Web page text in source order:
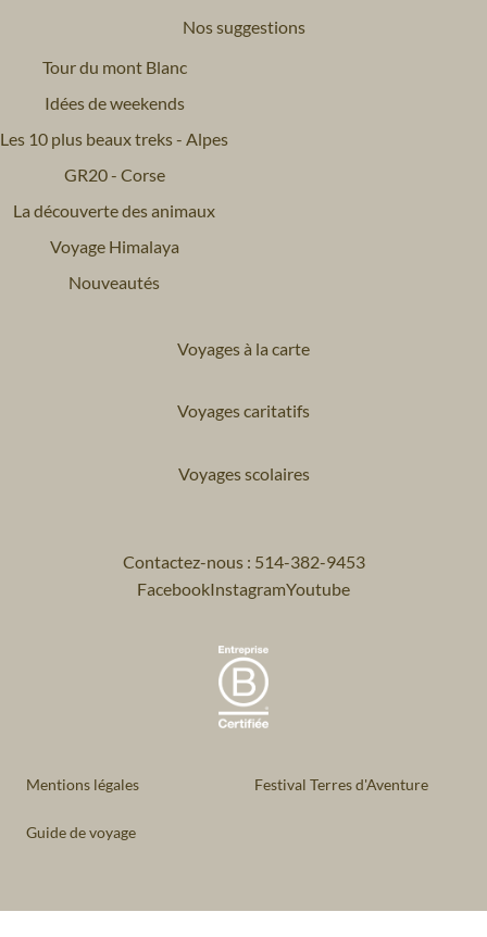
Nos suggestions
Tour du mont Blanc
Idées de weekends
Les 10 plus beaux treks - Alpes
GR20 - Corse
La découverte des animaux
Voyage Himalaya
Nouveautés
Voyages à la carte
Voyages caritatifs
Voyages scolaires
Contactez-nous : 514-382-9453
FacebookInstagramYoutube
Mentions légales Festival Terres d'Aventure
Guide de voyage